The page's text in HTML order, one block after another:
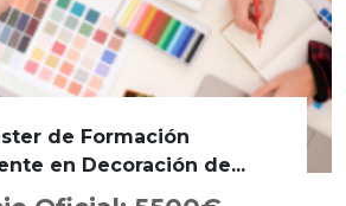
de Formación
en Decoración de...